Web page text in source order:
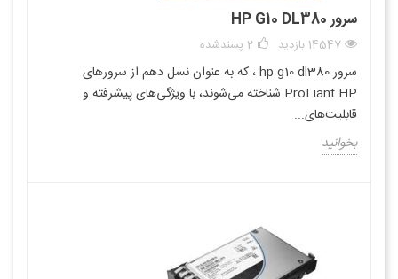
سرور HP G10 DL380
14547 بازدید 2 پسندشده
سرور hp g10 dl380 ، که به عنوان نسل دهم از سرورهای
ProLiant HP شناخته می‌شوند، با ویژگی‌های پیشرفته و
قابلیت‌های...
بخوانید